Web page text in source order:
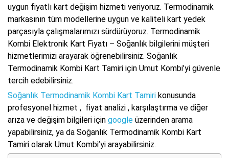
uygun fiyatlı kart değişim hizmeti veriyoruz. Termodinamik
markasının tüm modellerine uygun ve kaliteli kart yedek
parçasıyla çalışmalarımızı sürdürüyoruz. Termodinamik
Kombi Elektronik Kart Fiyatı – Soğanlık bilgilerini müşteri
hizmetlerimizi arayarak öğrenebilirsiniz. Soğanlık
Termodinamik Kombi Kart Tamiri için Umut Kombi’yi güvenle
tercih edebilirsiniz.
Soğanlık Termodinamik Kombi Kart Tamiri konusunda
profesyonel hizmet , fiyat analizi , karşılaştırma ve diğer
arıza ve değişim bilgileri için google üzerinden arama
yapabilirsiniz, ya da Soğanlık Termodinamik Kombi Kart
Tamiri olarak Umut Kombi’yi arayabilirsiniz.